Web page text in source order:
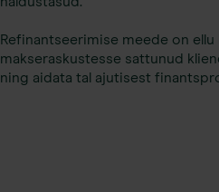
Refinantseerimise meede on
makseraskustesse sattunud
ning aidata tal ajutisest